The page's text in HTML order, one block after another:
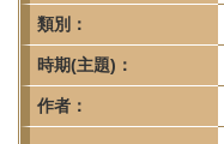
灣
史
研
類別：
時期(主題)：
作者：